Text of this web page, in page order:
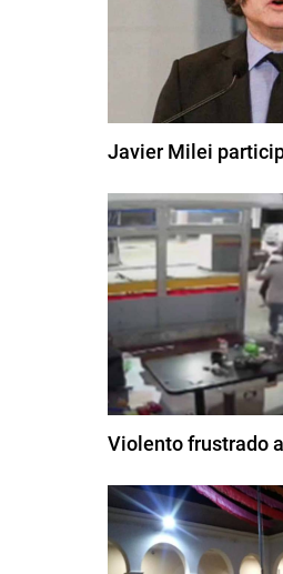
Javier Milei
Violento frustrado